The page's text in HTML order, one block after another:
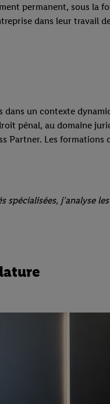
permanent, sous
dans leur travail
un contexte
pénal, au domaine
Partner. Les
spécialisées,